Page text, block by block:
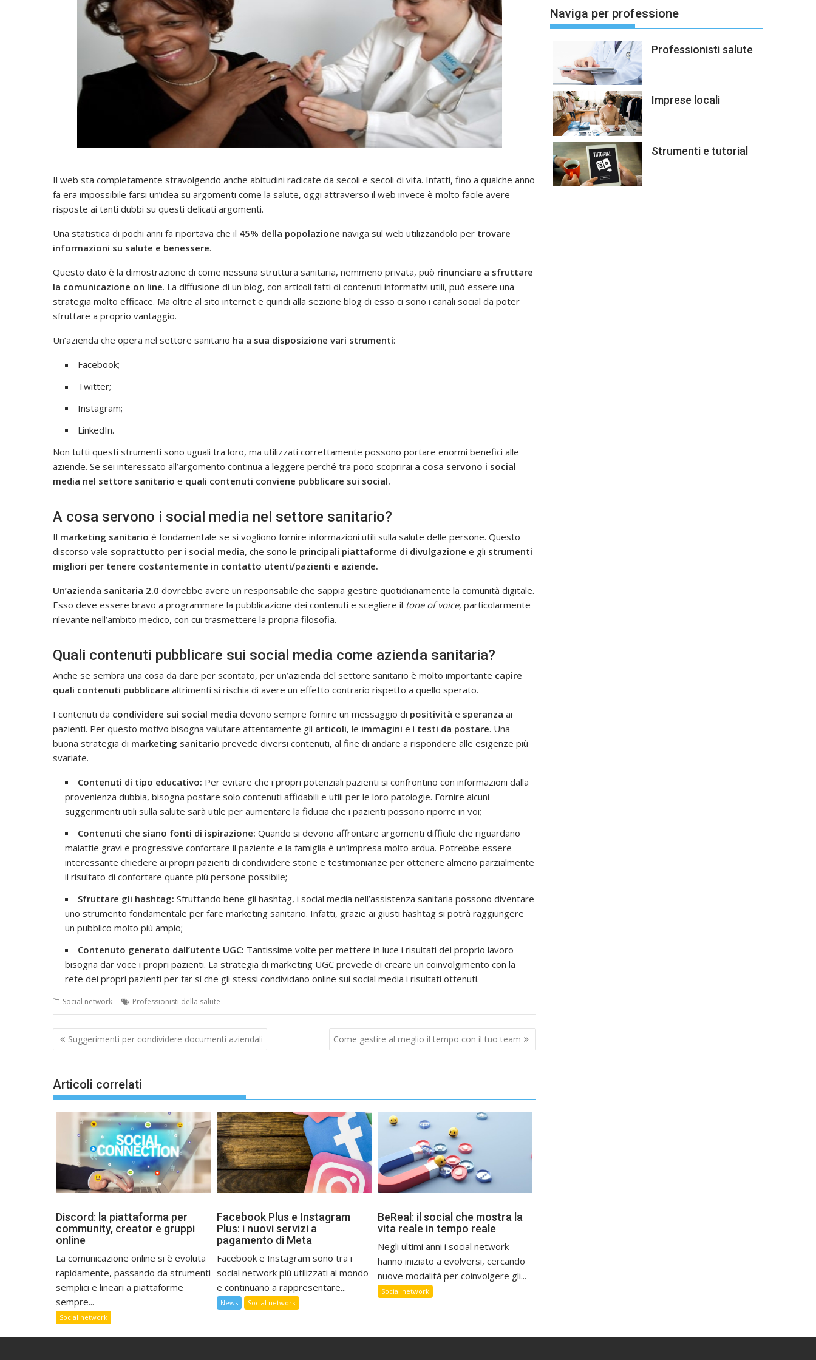
Il web sta completamente stravolgendo anche abitudini radicate da secoli e secoli di vita. Infatti, fino a qualche anno
fa era impossibile farsi un’idea su argomenti come la salute, oggi attraverso il web invece è molto facile avere
risposte ai tanti dubbi su questi delicati argomenti.
Una statistica di pochi anni fa riportava che il 45% della popolazione naviga sul web utilizzandolo per trovare
informazioni su salute e benessere.
Questo dato è la dimostrazione di come nessuna struttura sanitaria, nemmeno privata, può rinunciare a sfruttare
la comunicazione on line. La diffusione di un blog, con articoli fatti di contenuti informativi utili, può essere una
strategia molto efficace. Ma oltre al sito internet e quindi alla sezione blog di esso ci sono i canali social da poter
sfruttare a proprio vantaggio.
Un’azienda che opera nel settore sanitario ha a sua disposizione vari strumenti:
Facebook;
Twitter;
Instagram;
LinkedIn.
Non tutti questi strumenti sono uguali tra loro, ma utilizzati correttamente possono portare enormi benefici alle
aziende. Se sei interessato all’argomento continua a leggere perché tra poco scoprirai a cosa servono i social
media nel settore sanitario e quali contenuti conviene pubblicare sui social.
A cosa servono i social media nel settore sanitario?
Il marketing sanitario è fondamentale se si vogliono fornire informazioni utili sulla salute delle persone. Questo
discorso vale soprattutto per i social media, che sono le principali piattaforme di divulgazione e gli strumenti
migliori per tenere costantemente in contatto utenti/pazienti e aziende.
Un’azienda sanitaria 2.0 dovrebbe avere un responsabile che sappia gestire quotidianamente la comunità digitale.
Esso deve essere bravo a programmare la pubblicazione dei contenuti e scegliere il tone of voice, particolarmente
rilevante nell’ambito medico, con cui trasmettere la propria filosofia.
Quali contenuti pubblicare sui social media come azienda sanitaria?
Anche se sembra una cosa da dare per scontato, per un’azienda del settore sanitario è molto importante capire
quali contenuti pubblicare altrimenti si rischia di avere un effetto contrario rispetto a quello sperato.
I contenuti da condividere sui social media devono sempre fornire un messaggio di positività e speranza ai
pazienti. Per questo motivo bisogna valutare attentamente gli articoli, le immagini e i testi da postare. Una
buona strategia di marketing sanitario prevede diversi contenuti, al fine di andare a rispondere alle esigenze più
svariate.
Contenuti di tipo educativo: Per evitare che i propri potenziali pazienti si confrontino con informazioni dalla
provenienza dubbia, bisogna postare solo contenuti affidabili e utili per le loro patologie. Fornire alcuni
suggerimenti utili sulla salute sarà utile per aumentare la fiducia che i pazienti possono riporre in voi;
Contenuti che siano fonti di ispirazione: Quando si devono affrontare argomenti difficile che riguardano
malattie gravi e progressive confortare il paziente e la famiglia è un’impresa molto ardua. Potrebbe essere
interessante chiedere ai propri pazienti di condividere storie e testimonianze per ottenere almeno parzialmente
il risultato di confortare quante più persone possibile;
Sfruttare gli hashtag: Sfruttando bene gli hashtag, i social media nell’assistenza sanitaria possono diventare
uno strumento fondamentale per fare marketing sanitario. Infatti, grazie ai giusti hashtag si potrà raggiungere
un pubblico molto più ampio;
Contenuto generato dall’utente UGC: Tantissime volte per mettere in luce i risultati del proprio lavoro
bisogna dar voce i propri pazienti. La strategia di marketing UGC prevede di creare un coinvolgimento con la
rete dei propri pazienti per far sì che gli stessi condividano online sui social media i risultati ottenuti.
Social network Professionisti della salute
Navigazione
articoli
Suggerimenti per condividere documenti aziendali Come gestire al meglio il tempo con il tuo team
Articoli correlati
Discord: la piattaforma per
community, creator e gruppi
online
La comunicazione online si è evoluta
rapidamente, passando da strumenti
semplici e lineari a piattaforme
sempre...
Social network
Facebook Plus e Instagram
Plus: i nuovi servizi a
pagamento di Meta
Facebook e Instagram sono tra i
social network più utilizzati al mondo
e continuano a rappresentare...
News Social network
BeReal: il social che mostra la
vita reale in tempo reale
Negli ultimi anni i social network
hanno iniziato a evolversi, cercando
nuove modalità per coinvolgere gli...
Social network
Naviga per professione
Professionisti salute
Imprese locali
Strumenti e tutorial